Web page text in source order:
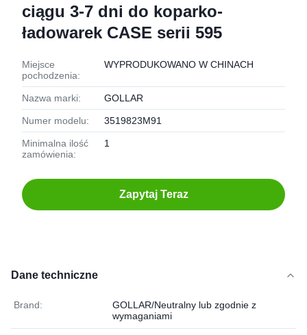
ciągu 3-7 dni do koparko-
ładowarek CASE serii 595
Miejsce
pochodzenia:
WYPRODUKOWANO W CHINACH
Nazwa marki: GOLLAR
Numer modelu: 3519823M91
Minimalna ilość
zamówienia:
1
Zapytaj Teraz
Dane techniczne
Brand:
GOLLAR/Neutralny lub zgodnie z
wymaganiami